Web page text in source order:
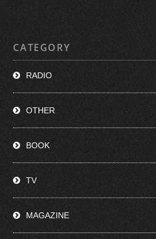
CATEGORY
RADIO
OTHER
BOOK
TV
MAGAZINE